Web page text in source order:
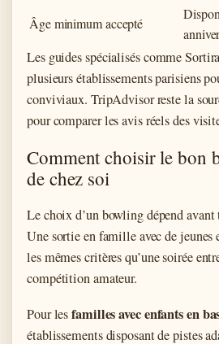
Âge minimum accepté
Les guides spécialisés comme
plusieurs établissements parisiens
conviviaux. TripAdvisor reste la
pour comparer les avis réels des
Comment choisir le bon
de chez soi
Le choix d’un bowling dépend avant
Une sortie en famille avec de jeunes
les mêmes critères qu’une soirée
compétition amateur.
Pour lesfamilles avec enfants en
établissements disposant de pistes